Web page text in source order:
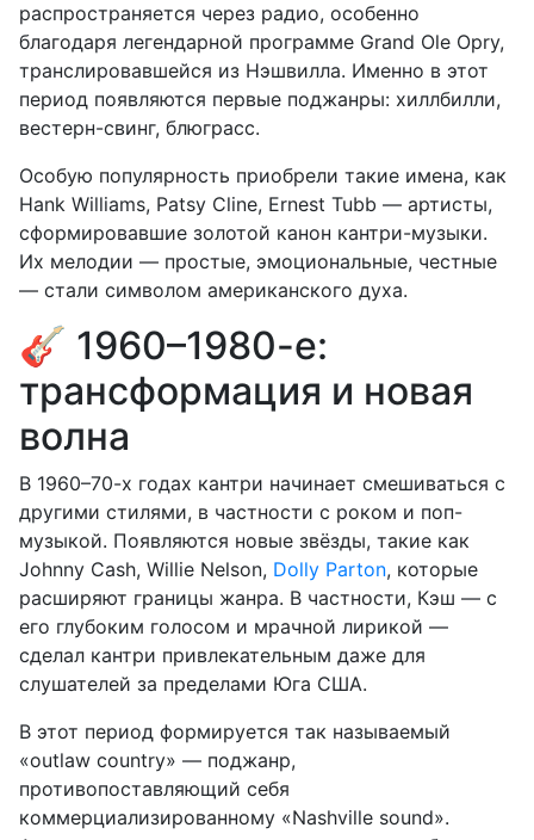
распространяется через радио, особенно
благодаря легендарной программе Grand Ole Opry,
транслировавшейся из Нэшвилла. Именно в этот
период появляются первые поджанры: хиллбилли,
вестерн-свинг, блюграсс.
Особую популярность приобрели такие имена, как
Hank Williams, Patsy Cline, Ernest Tubb — артисты,
сформировавшие золотой канон кантри-музыки.
Их мелодии — простые, эмоциональные, честные
— стали символом американского духа.
🎸 1960–1980-е:
трансформация и новая
волна
В 1960–70-х годах кантри начинает смешиваться с
другими стилями, в частности с роком и поп-
музыкой. Появляются новые звёзды, такие как
Johnny Cash, Willie Nelson, Dolly Parton, которые
расширяют границы жанра. В частности, Кэш — с
его глубоким голосом и мрачной лирикой —
сделал кантри привлекательным даже для
слушателей за пределами Юга США.
В этот период формируется так называемый
«outlaw country» — поджанр,
противопоставляющий себя
коммерциализированному «Nashville sound».